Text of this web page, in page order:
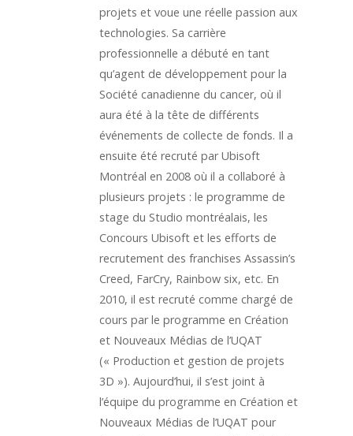
projets et voue une réelle passion aux
technologies. Sa carrière
professionnelle a débuté en tant
qu’agent de développement pour la
Société canadienne du cancer, où il
aura été à la tête de différents
événements de collecte de fonds. Il a
ensuite été recruté par Ubisoft
Montréal en 2008 où il a collaboré à
plusieurs projets : le programme de
stage du Studio montréalais, les
Concours Ubisoft et les efforts de
recrutement des franchises Assassin’s
Creed, FarCry, Rainbow six, etc. En
2010, il est recruté comme chargé de
cours par le programme en Création
et Nouveaux Médias de l’UQAT
(« Production et gestion de projets
3D »). Aujourd’hui, il s’est joint à
l’équipe du programme en Création et
Nouveaux Médias de l’UQAT pour